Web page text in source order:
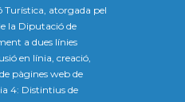
atorgada pel
la Diputació de
a dues línies
en línia, creació,
pàgines web de
4: Distintius de